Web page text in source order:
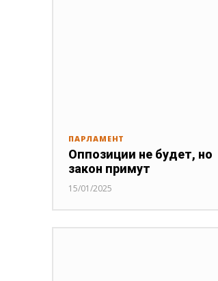
ПАРЛАМЕНТ
Оппозиции не будет, но
закон примут
15/01/2025